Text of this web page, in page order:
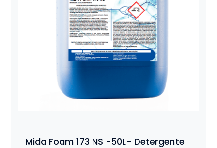
Mida Foam 173 NS -50L- Detergente